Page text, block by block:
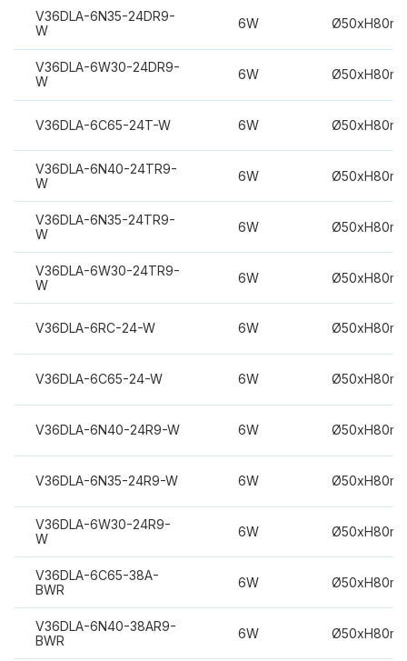
V36DLA-6N35-24DR9-
W
6W
V36DLA-6W30-24DR9-
W
6W
V36DLA-6C65-24T-W 6W
V36DLA-6N40-24TR9-
W
6W
V36DLA-6N35-24TR9-
W
6W
V36DLA-6W30-24TR9-
W
6W
V36DLA-6RC-24-W 6W
V36DLA-6C65-24-W 6W
V36DLA-6N40-24R9-W 6W
V36DLA-6N35-24R9-W 6W
V36DLA-6W30-24R9-
W
6W
V36DLA-6C65-38A-
BWR
6W
V36DLA-6N40-38AR9-
BWR
6W